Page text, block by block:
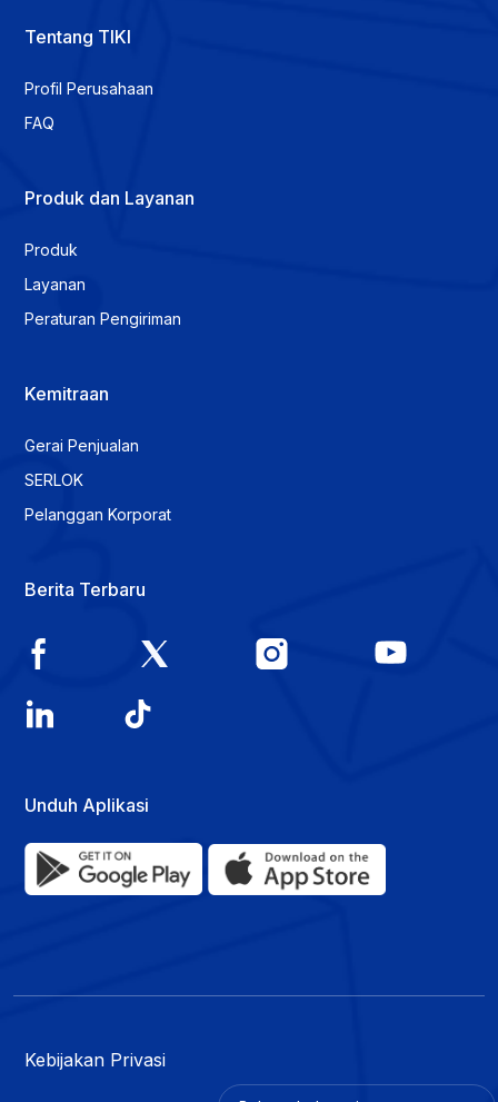
Tentang TIKI
Profil Perusahaan
FAQ
Produk dan Layanan
Produk
Layanan
Peraturan Pengiriman
Kemitraan
Gerai Penjualan
SERLOK
Pelanggan Korporat
Berita Terbaru
Unduh Aplikasi
Kebijakan Privasi